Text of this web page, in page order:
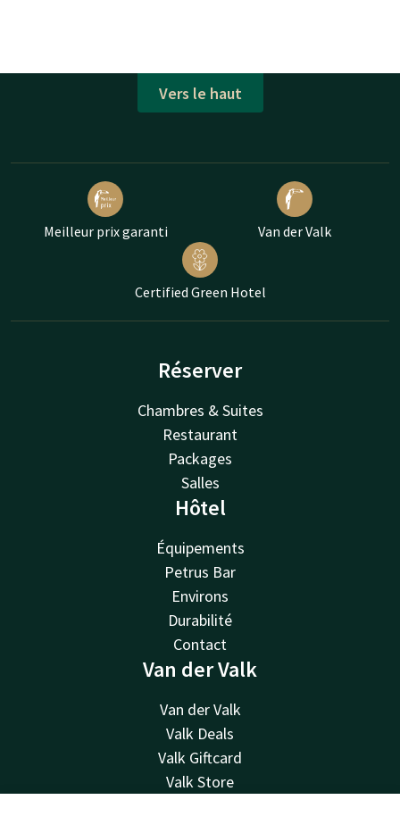
Vers le haut
Meilleur prix garanti Van der Valk
Certified Green Hotel
Réserver
Chambres & Suites
Restaurant
Packages
Salles
Hôtel
Équipements
Petrus Bar
Environs
Durabilité
Contact
Van der Valk
Van der Valk
Valk Deals
Valk Giftcard
Valk Store